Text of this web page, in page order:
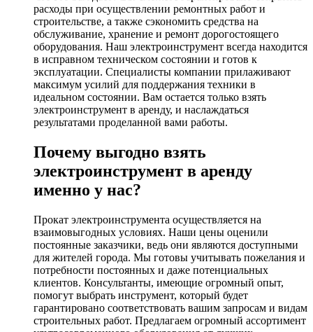
расходы при осуществлении ремонтных работ и
строительстве, а также сэкономить средства на
обслуживание, хранение и ремонт дорогостоящего
оборудования. Наш электроинструмент всегда находится
в исправном техническом состоянии и готов к
эксплуатации. Специалисты компании прилаживают
максимум усилий для поддержания техники в
идеальном состоянии. Вам остается только взять
электроинструмент в аренду, и наслаждаться
результатами проделанной вами работы.
Почему выгодно взять
электроинструмент в аренду
именно у нас?
Прокат электроинструмента осуществляется на
взаимовыгодных условиях. Наши цены оценили
постоянные заказчики, ведь они являются доступными
для жителей города. Мы готовы учитывать пожелания и
потребности постоянных и даже потенциальных
клиентов. Консультанты, имеющие огромный опыт,
помогут выбрать инструмент, который будет
гарантировано соответствовать вашим запросам и видам
строительных работ. Предлагаем огромный ассортимент